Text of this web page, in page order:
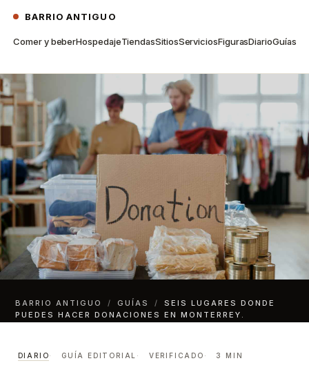
BARRIO ANTIGUO
Comer y beberHospedajeTiendasSitiosServiciosFigurasDiarioGuías
BARRIO ANTIGUO / GUÍAS /
SEIS LUGARES DONDE
PUEDES HACER DONACIONES EN MONTERREY.
Seis lugares donde puedes
hacer donaciones en
DIARIO GUÍA EDITORIAL VERIFICADO 3 MIN